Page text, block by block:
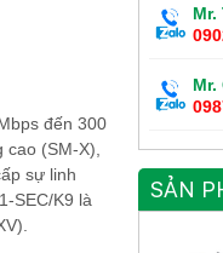
đến 300
cao (SM-X),
sự linh
SEC/K9 là
Mr.
Mr.
SẢN